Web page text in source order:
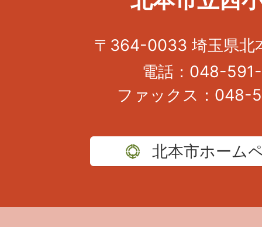
〒364-0033 埼玉県北
電話：048-
ファックス：048-
北本市ホーム